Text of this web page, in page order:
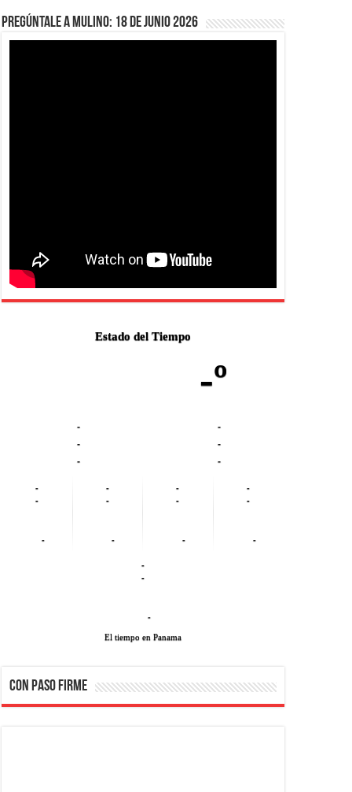
Pregúntale a Mulino: 18 de junio 2026
Estado del Tiempo
-º
-
-
-
-
-
-
-
-
-
-
-
-
-
-
-
-
-
-
-
-
-
El tiempo en Panama
CON PASO FIRME